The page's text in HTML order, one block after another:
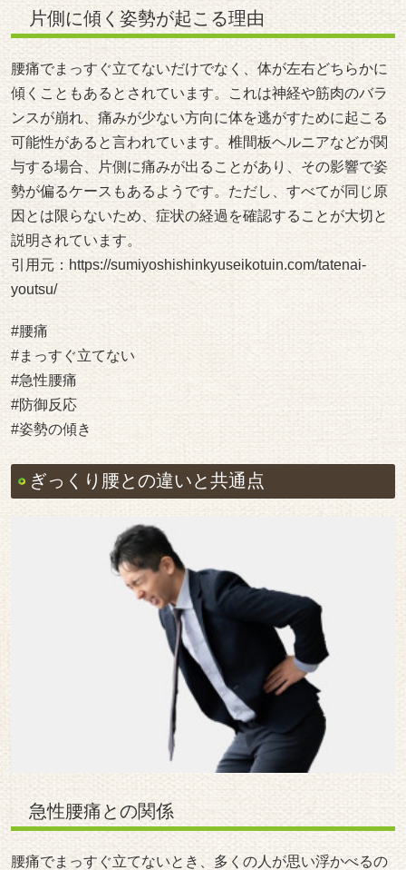
片側に傾く姿勢が起こる理由
腰痛でまっすぐ立てないだけでなく、体が左右どちらかに
傾くこともあるとされています。これは神経や筋肉のバラ
ンスが崩れ、痛みが少ない方向に体を逃がすために起こる
可能性があると言われています。椎間板ヘルニアなどが関
与する場合、片側に痛みが出ることがあり、その影響で姿
勢が偏るケースもあるようです。ただし、すべてが同じ原
因とは限らないため、症状の経過を確認することが大切と
説明されています。
引用元： https://sumiyoshishinkyuseikotuin.com/tatenai-
youtsu/
#腰痛
#まっすぐ立てない
#急性腰痛
#防御反応
#姿勢の傾き
ぎっくり腰との違いと共通点
急性腰痛との関係
腰痛でまっすぐ立てないとき、多くの人が思い浮かべるの